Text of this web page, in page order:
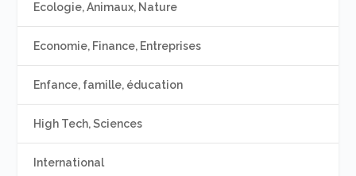
Ecologie, Animaux, Nature
Economie, Finance, Entreprises
Enfance, famille, éducation
High Tech, Sciences
International